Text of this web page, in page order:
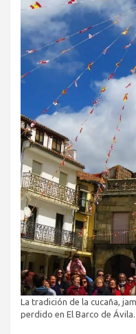
La tradición de la cucaña,
perdido en El Barco de Ávila.